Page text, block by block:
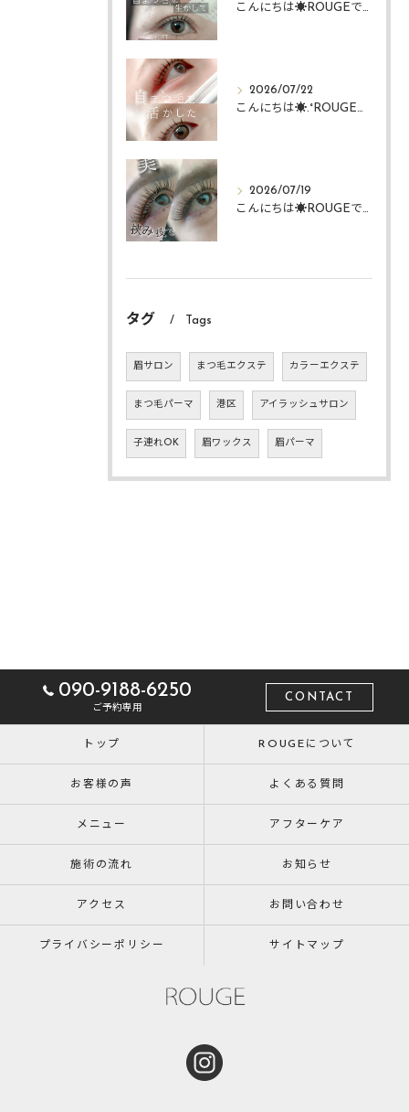
こんにちは☀️ROUGEですᴗ ᴗ͈
2026/07/22
こんにちは☀️.°ROUGEですᴗ ᴗ͈
2026/07/19
こんにちは☀️ROUGEですᴗ ᴗ͈
タグ Tags
眉サロン まつ毛エクステ カラーエクステ
まつ毛パーマ 港区 アイラッシュサロン
子連れOK 眉ワックス 眉パーマ
090-9188-6250
ご予約専用
CONTACT
トップ ROUGEについて
お客様の声 よくある質問
メニュー アフターケア
施術の流れ お知らせ
アクセス お問い合わせ
プライバシーポリシー サイトマップ